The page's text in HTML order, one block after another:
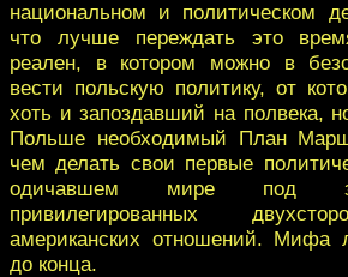
национальном и политическом
что лучше переждать это
реален, в котором можно в
вести польскую политику, от
хоть и запоздавший на полвека,
Польше необходимый План
чем делать свои первые
одичавшем мире под
привилегированных
американских отношений. Мифа
до конца.